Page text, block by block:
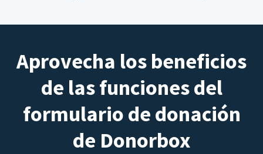
Aprovecha los beneficios
de las funciones del
formulario de donación
de Donorbox